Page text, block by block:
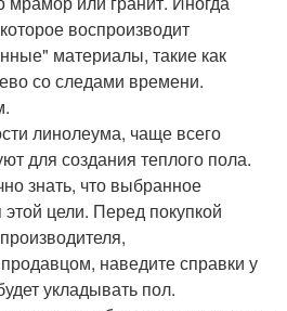
воспроизводит
материалы, такие как
со следами времени.
линолеума, чаще всего
для создания теплого пола.
знать, что выбранное
цели. Перед покупкой
наведите справки у
укладывать пол.